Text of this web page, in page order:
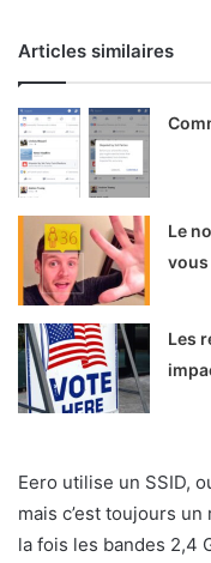
Articles similaires
Le
vous
Les
Eero utilise un SSID,
mais c’est toujours
la fois les bandes 2,4